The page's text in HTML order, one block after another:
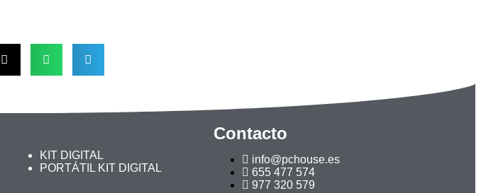
KIT DIGITAL
PORTÁTIL KIT DIGITAL
Contacto
info@pchouse.es
655 477 574
977 320 579